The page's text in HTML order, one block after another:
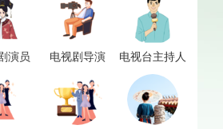
演员 电视剧导演 电视台主持人